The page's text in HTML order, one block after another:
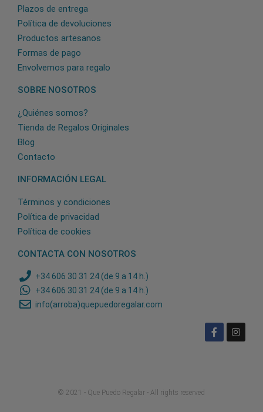
Plazos de entrega
Política de devoluciones
Productos artesanos
Formas de pago
Envolvemos para regalo
SOBRE NOSOTROS
¿Quiénes somos?
Tienda de Regalos Originales
Blog
Contacto
INFORMACIÓN LEGAL
Términos y condiciones
Política de privacidad
Política de cookies
CONTACTA CON NOSOTROS
+34 606 30 31 24 (de 9 a 14 h.)
+34 606 30 31 24 (de 9 a 14 h.)
info(arroba)quepuedoregalar.com
© 2021 - Que Puedo Regalar - All rights reserved